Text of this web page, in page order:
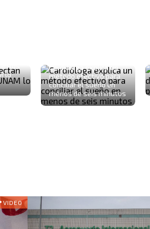
los
lo
Cardióloga explica un
método efectivo para
conciliar el sueño en
menos de seis minutos
VIDEO